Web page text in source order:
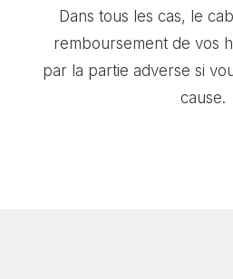
Dans tous les cas, le
remboursement de vos
par la partie adverse si
cause.